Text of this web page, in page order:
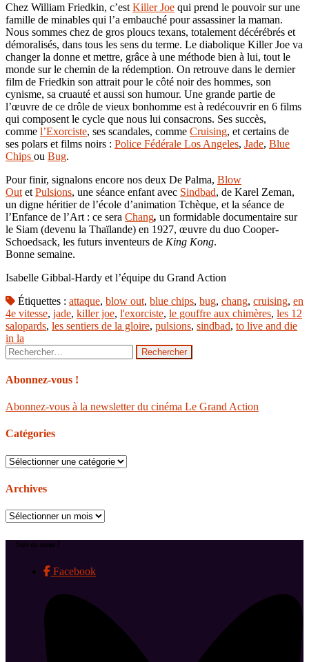
Chez William Friedkin, c’est Killer Joe qui prend le pouvoir sur une
famille de minables qui l’a embauché pour assassiner la maman.
Nous sommes chez de gros ploucs texans, totalement décérébrés et
démoralisés, dans tous les sens du terme. Le diabolique Killer Joe va
changer la donne et mettre, grâce à une méthode bien à lui, tout le
monde sur le chemin de la rédemption. On retrouve dans le dernier
film de Friedkin son attrait pour le côté noir des hommes, son
cynisme, sa cruauté et aussi son humour. Une grande partie de
l’œuvre de ce drôle de vieux bonhomme est à redécouvrir en 6 films
qui composent le cycle que nous lui consacrons. Ses succès,
comme l’Exorciste, ses scandales, comme Cruising, et certains de
ses polars et films noirs : Police Fédérale Los Angeles, Jade, Blue
Chips ou Bug.
Pour finir, signalons encore nos deux De Palma, Blow
Out et Pulsions, une séance enfant avec Sindbad, de Karel Zeman,
un digne héritier de l’école d’animation Tchèque, et la séance de
l’Enfance de l’Art : ce sera Chang, un formidable documentaire sur
le Siam (devenu la Thaïlande) en 1927, œuvre du duo Cooper-
Schoedsack, les futurs inventeurs de King Kong.
Bonne semaine.
Isabelle Gibbal-Hardy et l’équipe du Grand Action
Étiquettes : attaque, blow out, blue chips, bug, chang, cruising, en
4e vitesse, jade, killer joe, l'exorciste, le gouffre aux chimères, les 12
salopards, les sentiers de la gloire, pulsions, sindbad, to live and die
in la
Rechercher :
Abonnez-vous !
Abonnez-vous à la newsletter du cinéma Le Grand Action
Catégories
Catégories
Archives
Archives
Suivez-nous !
Facebook